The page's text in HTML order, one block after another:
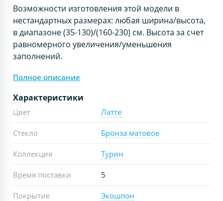
Возможности изготовления этой модели в
нестандартных размерах: любая ширина/высота,
в диапазоне (35-130)/(160-230) см. Высота за счет
равномерного увеличения/уменьшения
заполнений.
Полное описание
Характеристики
Цвет Латте
Стекло Бронза матовое
Коллекция Турин
Время поставки 5
Покрытие Экошпон